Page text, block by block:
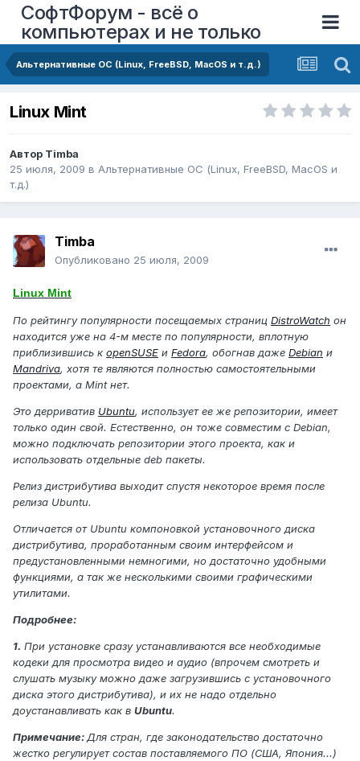
СофтФорум - всё о
компьютерах и не только
Альтернативные ОС (Linux, FreeBSD, MacOS и т.д.)
Linux Mint
Автор Timba
25 июля, 2009 в Альтернативные ОС (Linux, FreeBSD, MacOS и
т.д.)
Timba
Опубликовано 25 июля, 2009
Linux Mint
По рейтингу популярности посещаемых страниц DistroWatch он
находится уже на 4-м месте по популярности, вплотную
приблизившись к openSUSE и Fedora, обогнав даже Debian и
Mandriva, хотя те являются полностью самостоятельными
проектами, а Mint нет.
Это дерриватив Ubuntu, использует ее же репозитории, имеет
только один свой. Естественно, он тоже совместим с Debian,
можно подключать репозитории этого проекта, как и
использовать отдельные deb пакеты.
Релиз дистрибутива выходит спустя некоторое время после
релиза Ubuntu.
Отличается от Ubuntu компоновкой установочного диска
дистрибутива, проработанным своим интерфейсом и
предустановленными немногими, но достаточно удобными
функциями, а так же несколькими своими графическими
утилитами.
Подробнее:
1. При установке сразу устанавливаются все необходимые
кодеки для просмотра видео и аудио (впрочем смотреть и
слушать музыку можно даже загрузившись с установочного
диска этого дистрибутива), и их не надо отдельно
доустанавливать как в Ubuntu.
Примечание:Для стран, где законодательство достаточно
жестко регулирует состав поставляемого ПО (США, Япония...)